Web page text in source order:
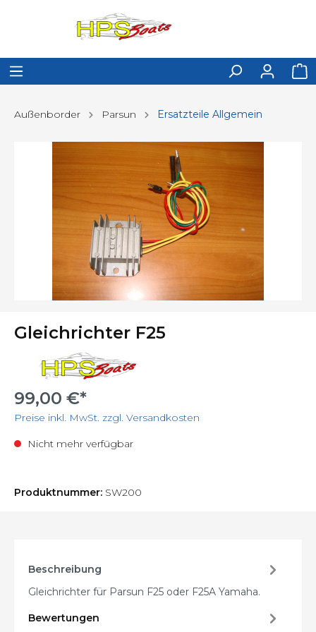
Außenborder Parsun Ersatzteile Allgemein
Gleichrichter F25
99,00 €*
Preise inkl. MwSt. zzgl. Versandkosten
Nicht mehr verfügbar
Produktnummer: SW200
Beschreibung
Gleichrichter für Parsun F25 oder F25A Yamaha.
Bewertungen